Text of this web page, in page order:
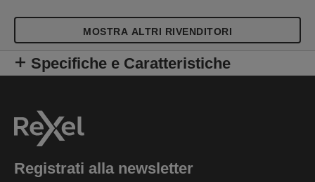
MOSTRA ALTRI RIVENDITORI
Specifiche e Caratteristiche
Registrati alla newsletter